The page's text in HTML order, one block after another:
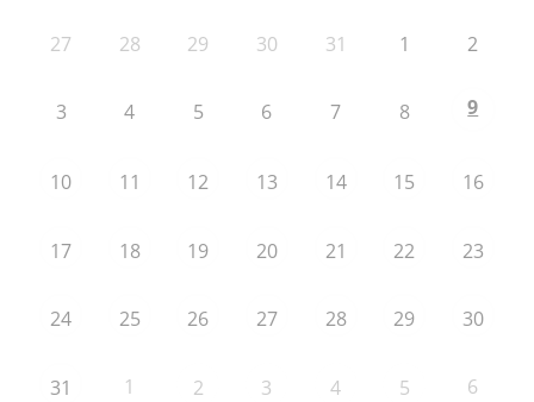
27 28 29 30 31 1 2
3 4 5 6 7 8 9
10 11 12 13 14 15 16
17 18 19 20 21 22 23
24 25 26 27 28 29 30
31 1 2 3 4 5 6